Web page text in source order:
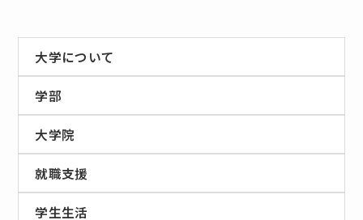
大学について
学部
大学院
就職支援
学生生活